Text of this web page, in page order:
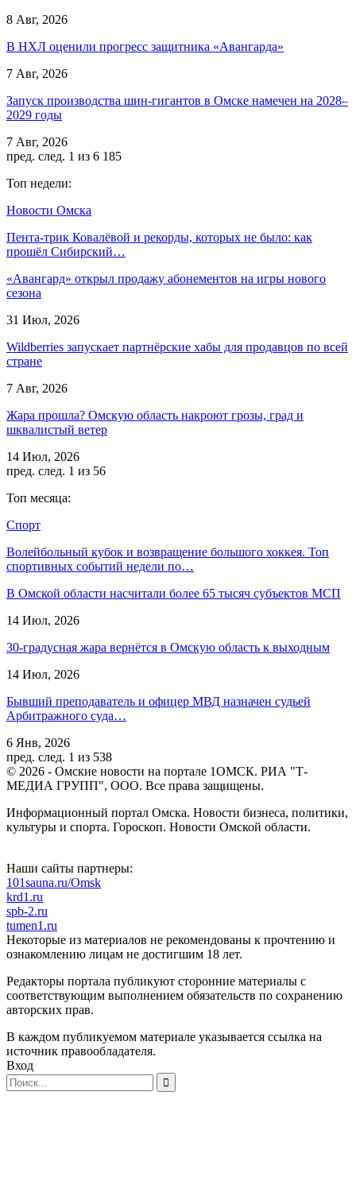
8 Авг, 2026
В НХЛ оценили прогресс защитника «Авангарда»
7 Авг, 2026
Запуск производства шин-гигантов в Омске намечен на 2028–
2029 годы
7 Авг, 2026
пред. след. 1 из 6 185
Топ недели:
Новости Омска
Пента-трик Ковалёвой и рекорды, которых не было: как
прошёл Сибирский…
«Авангард» открыл продажу абонементов на игры нового
сезона
31 Июл, 2026
Wildberries запускает партнёрские хабы для продавцов по всей
стране
7 Авг, 2026
Жара прошла? Омскую область накроют грозы, град и
шквалистый ветер
14 Июл, 2026
пред. след. 1 из 56
Топ месяца:
Спорт
Волейбольный кубок и возвращение большого хоккея. Топ
спортивных событий недели по…
В Омской области насчитали более 65 тысяч субъектов МСП
14 Июл, 2026
30-градусная жара вернётся в Омскую область к выходным
14 Июл, 2026
Бывший преподаватель и офицер МВД назначен судьей
Арбитражного суда…
6 Янв, 2026
пред. след. 1 из 538
© 2026 - Омские новости на портале 1ОМСК. РИА "Т-
МЕДИА ГРУПП", ООО. Все права защищены.
Информационный портал Омска. Новости бизнеса, политики,
культуры и спорта. Гороскоп. Новости Омской области.
Наши сайты партнеры:
101sauna.ru/Omsk
krd1.ru
spb-2.ru
tumen1.ru
Некоторые из материалов не рекомендованы к прочтению и
ознакомлению лицам не достигшим 18 лет.
Редакторы портала публикуют сторонние материалы с
соответствующим выполнением обязательств по сохранению
авторских прав.
В каждом публикуемом материале указывается ссылка на
источник правообладателя.
Вход